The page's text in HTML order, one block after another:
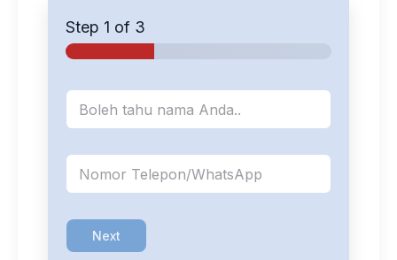
Step 1 of 3
N
m
*
K
n
a
*
Next